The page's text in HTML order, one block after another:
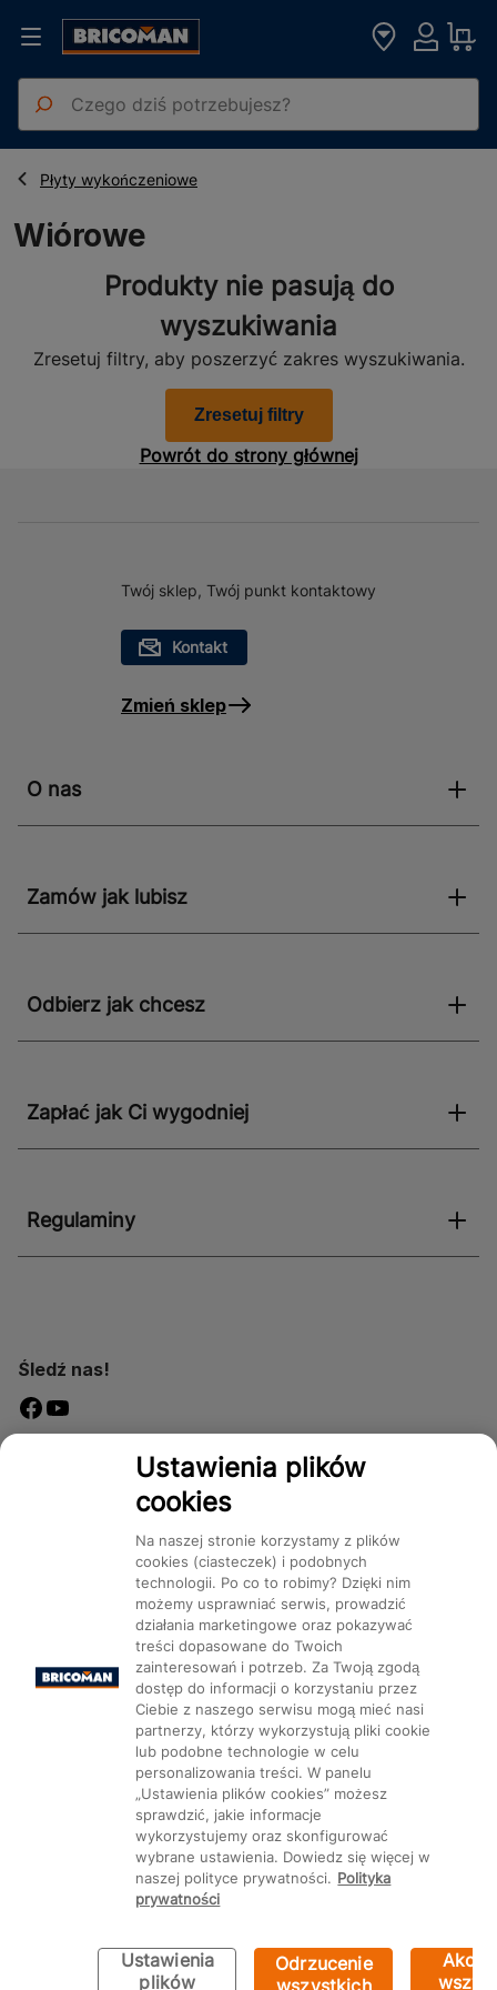
Strona główna
Drzwi Okna Stolarka
Płyty wykończeniowe
Wiórowe
Wiórowe
Produkty nie pasują do
wyszukiwania
Zresetuj filtry, aby poszerzyć zakres wyszukiwania.
Twój sklep, Twój punkt kontaktowy
Kontakt
Zmień sklep
O nas
Zamów jak lubisz
Odbierz jak chcesz
Zapłać jak Ci wygodniej
Regulaminy
Śledź nas!
Dostępność
Bricoman 2026 ©
Kategorie Produkty Marki CMS
Ustawienia plików cookie
Ustawienia plików
cookies
Na naszej stronie korzystamy z plików
cookies (ciasteczek) i podobnych
technologii. Po co to robimy? Dzięki nim
możemy usprawniać serwis, prowadzić
działania marketingowe oraz pokazywać
treści dopasowane do Twoich
zainteresowań i potrzeb. Za Twoją zgodą
dostęp do informacji o korzystaniu przez
Ciebie z naszego serwisu mogą mieć nasi
partnerzy, którzy wykorzystują pliki cookie
lub podobne technologie w celu
personalizowania treści. W panelu
„Ustawienia plików cookies” możesz
sprawdzić, jakie informacje
wykorzystujemy oraz skonfigurować
wybrane ustawienia. Dowiedz się więcej w
naszej polityce prywatności. Polityka
prywatności
Ustawienia
plików
Odrzucenie
wszystkich